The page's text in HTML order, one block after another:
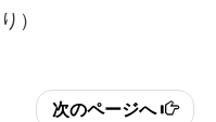
）
次のページへ